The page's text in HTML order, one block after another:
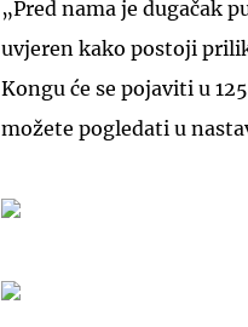
„Pred nama je dugačak
uvjeren kako postoji
Kongu će se pojaviti u
možete pogledati u